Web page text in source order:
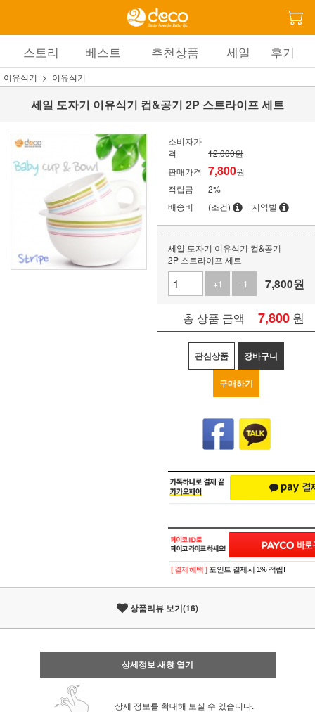
스토리 베스트 추천상품 세일 후기
이유식기 이유식기
세일 도자기 이유식기 컵&공기 2P 스트라이프 세트
소비자가
격
12,000원
판매가격 7,800원
적립금
2%
배송비
(조건) 지역별
세일 도자기 이유식기 컵&공기
2P 스트라이프 세트
+1
-1 7,800원
총 상품 금액 7,800 원
관심상품 장바구니
구매하기
[ 결제혜택 ] 포인트 결제시 1% 적립!
상품리뷰 보기(16)
상세정보 새창 열기
상세 정보를 확대해 보실 수 있습니다.